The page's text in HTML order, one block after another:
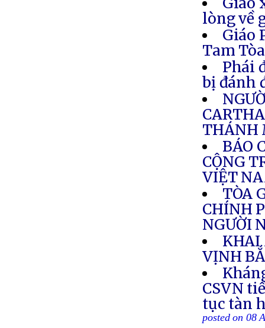
lòng về
Giáo
Tam Tòa
Phái
bị đánh
THÁNH
BÁO
CỘNG
VIỆT
TÒA
CHÍNH
NGƯỜI
KHAI
VỊNH
CSVN
tục tàn
posted on 08